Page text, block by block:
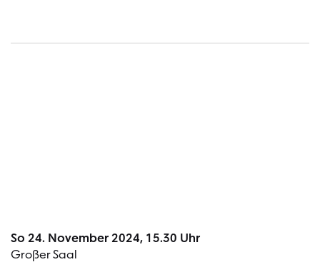
So 24. November 2024, 15.30 Uhr
Großer Saal